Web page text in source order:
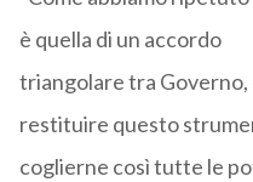
è quella di un accordo
triangolare tra Governo,
restituire questo
coglierne così tutte le